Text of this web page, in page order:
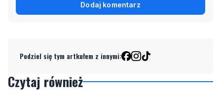
Dodaj komentarz
Podziel się tym artkułem z innymi:
Czytaj również